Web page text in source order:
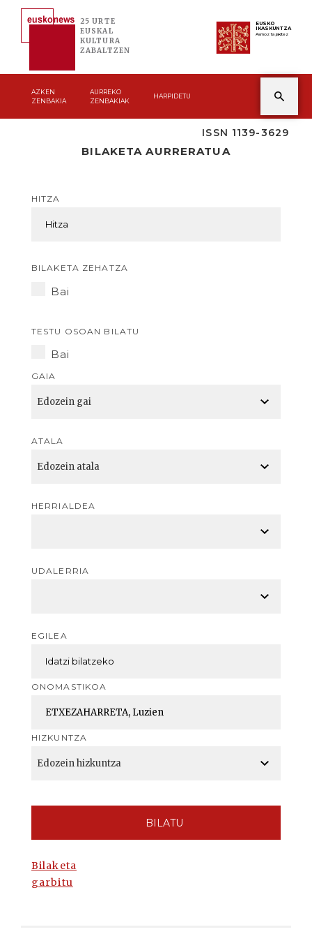
25 URTE
EUSKAL
KULTURA
ZABALTZEN
EUSKO
IKASKUNTZA
Asmoz ta jakitez
AZKEN
ZENBAKIA
AURREKO
ZENBAKIAK
HARPIDETU
ISSN 1139-3629
BILAKETA AURRERATUA
HITZA
BILAKETA ZEHATZA
Bai
TESTU OSOAN BILATU
Bai
GAIA
ATALA
HERRIALDEA
UDALERRIA
EGILEA
ONOMASTIKOA
HIZKUNTZA
BILATU
Bilaketa
garbitu